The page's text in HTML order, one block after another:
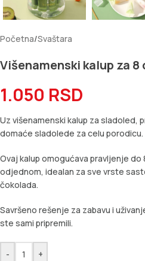
Početna/Svaštara
Višenamenski kalup za
1.050 RSD
Uz višenamenski kalup za sladoled,
domaće sladolede za celu porodicu.
Ovaj kalup omogućava pravljenje
odjednom, idealan za sve vrste
čokolada.
Savršeno rešenje za zabavu i
ste sami pripremili.
- +